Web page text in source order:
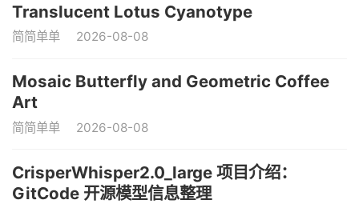
Translucent Lotus Cyanotype
简简单单 2026-08-08
Mosaic Butterfly and Geometric Coffee
Art
简简单单 2026-08-08
CrisperWhisper2.0_large 项目介绍：
GitCode 开源模型信息整理